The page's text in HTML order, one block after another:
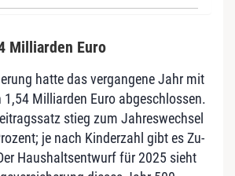
Milliarden Euro
hatte das vergangene Jahr mit
1,54 Milliarden Euro abgeschlossen.
stieg zum Jahreswechsel
je nach Kinderzahl gibt es Zu-
Haushaltsentwurf für 2025 sieht